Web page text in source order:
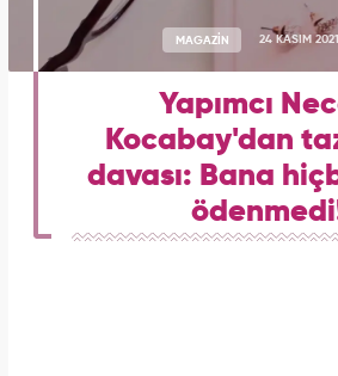
MAGAZİN 24 KASIM
Yapımcı
Kocabay'dan
davası: Bana